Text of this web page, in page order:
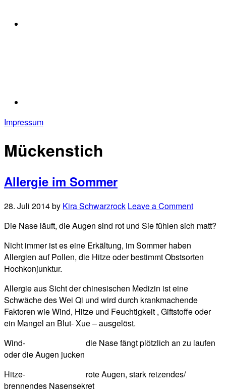
Impressum
Mückenstich
Allergie im Sommer
28. Juli 2014by Kira Schwarzrock Leave a Comment
Die Nase läuft, die Augen sind rot und Sie fühlen sich matt?
Nicht immer ist es eine Erkältung, im Sommer haben
Allergien auf Pollen, die Hitze oder bestimmt Obstsorten
Hochkonjunktur.
Allergie aus Sicht der chinesischen Medizin ist eine
Schwäche des Wei Qi und wird durch krankmachende
Faktoren wie Wind, Hitze und Feuchtigkeit , Giftstoffe oder
ein Mangel an Blut- Xue – ausgelöst.
Wind- die Nase fängt plötzlich an zu laufen
oder die Augen jucken
Hitze- rote Augen, stark reizendes/
brennendes Nasensekret